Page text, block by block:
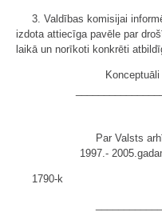
3. Valdības komisijai
izdota attiecīga pavēle par
laikā un norīkoti konkrēti
Par Valsts
1997.-
1790-k